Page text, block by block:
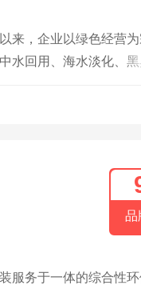
来，企业以绿色经营
水回用、海水淡化、
一体化设备，粗细格栅
品
服务于一体的综合性环